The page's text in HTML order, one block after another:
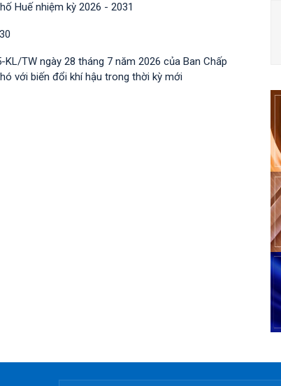
Huế nhiệm kỳ 2026 - 2031
TW ngày 28 tháng 7 năm 2026 của Ban Chấp
với biến đổi khí hậu trong thời kỳ mới